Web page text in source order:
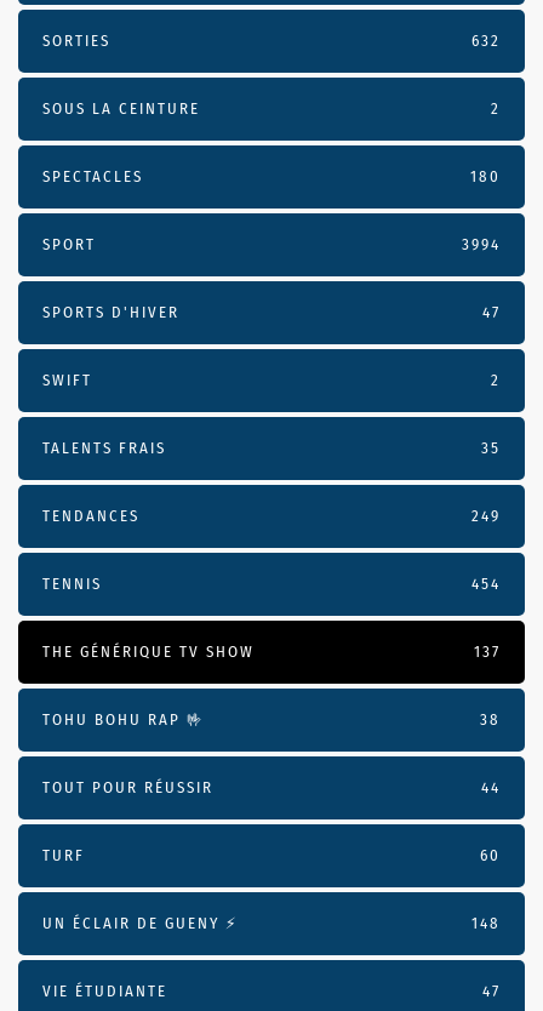
SORTIES 632
SOUS LA CEINTURE 2
SPECTACLES 180
SPORT 3994
SPORTS D'HIVER 47
SWIFT 2
TALENTS FRAIS 35
TENDANCES 249
TENNIS 454
THE GÉNÉRIQUE TV SHOW 137
TOHU BOHU RAP 🤟 38
TOUT POUR RÉUSSIR 44
TURF 60
UN ÉCLAIR DE GUENY ⚡️ 148
VIE ÉTUDIANTE 47